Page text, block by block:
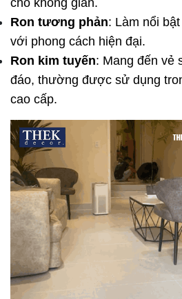
Ron tương phản: Làm nổi
với phong cách hiện đại.
Ron kim tuyến: Mang đến vẻ
đáo, thường được sử dụng
cao cấp.